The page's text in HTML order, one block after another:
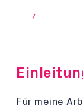
/
Für meine